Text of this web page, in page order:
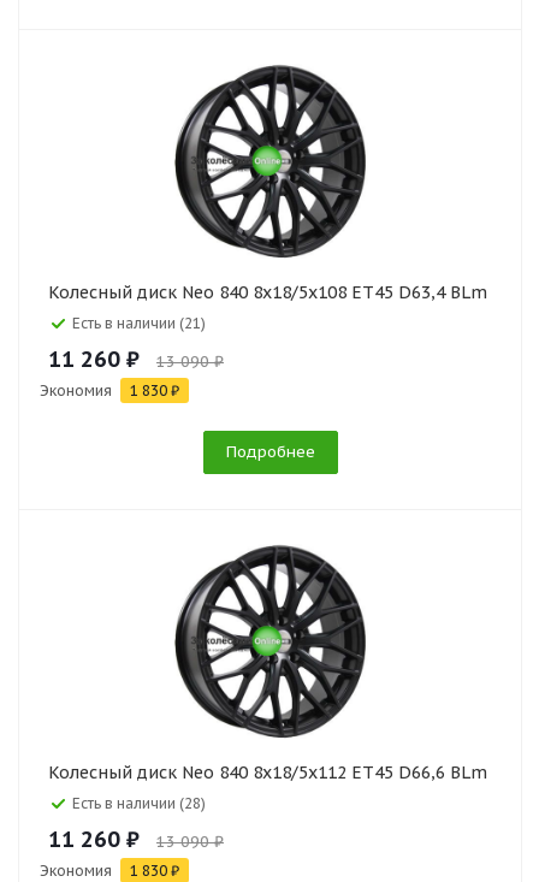
Колесный диск Neo 840 8x18/5x108 ET45 D63,4 BLm
Есть в наличии (21)
11 260 ₽ 13 090 ₽
Экономия 1 830 ₽
Подробнее
Колесный диск Neo 840 8x18/5x112 ET45 D66,6 BLm
Есть в наличии (28)
11 260 ₽ 13 090 ₽
Экономия 1 830 ₽